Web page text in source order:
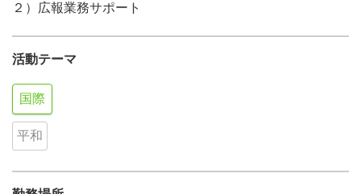
２）広報業務サポート
活動テーマ
国際
平和